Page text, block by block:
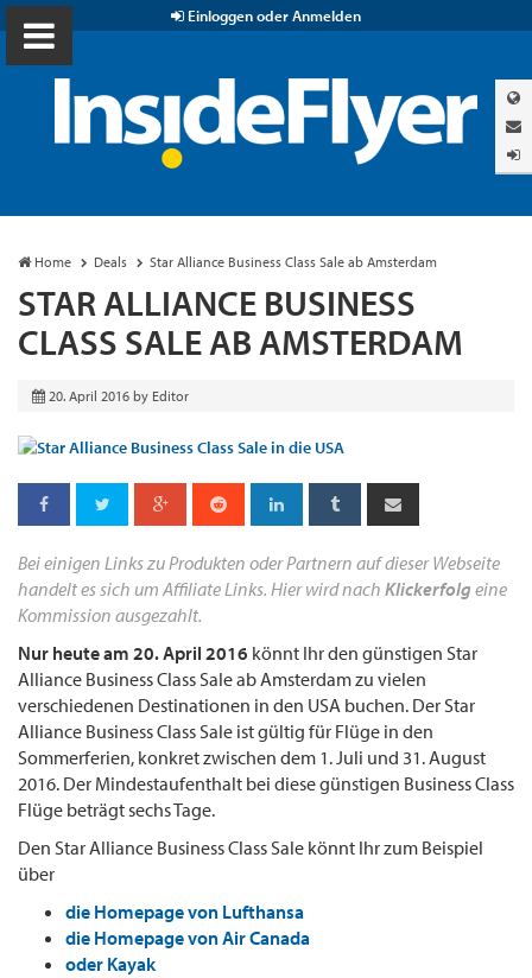
Einloggen oder Anmelden
Home Deals Star Alliance Business Class Sale ab Amsterdam
STAR ALLIANCE BUSINESS
CLASS SALE AB AMSTERDAM
20. April 2016 by Editor
Bei einigen Links zu Produkten oder Partnern auf dieser Webseite
handelt es sich um Affiliate Links. Hier wird nach Klickerfolg eine
Kommission ausgezahlt.
Nur heute am 20. April 2016 könnt Ihr den günstigen Star
Alliance Business Class Sale ab Amsterdam zu vielen
verschiedenen Destinationen in den USA buchen. Der Star
Alliance Business Class Sale ist gültig für Flüge in den
Sommerferien, konkret zwischen dem 1. Juli und 31. August
2016. Der Mindestaufenthalt bei diese günstigen Business Class
Flüge beträgt sechs Tage.
Den Star Alliance Business Class Sale könnt Ihr zum Beispiel
über
die Homepage von Lufthansa
die Homepage von Air Canada
oder Kayak